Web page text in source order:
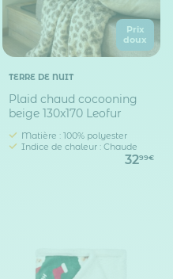
Prix
doux
TERRE DE NUIT
Plaid chaud cocooning
beige 130x170 Leofur
Matière : 100% polyester
Indice de chaleur : Chaude
3299€